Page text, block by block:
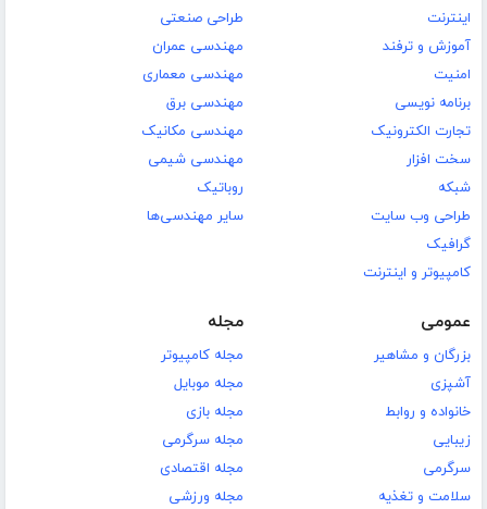
اینترنت
آموزش و ترفند
امنیت
برنامه نویسی
تجارت الکترونیک
سخت افزار
شبکه
طراحی وب سایت
گرافیک
کامپیوتر و اینترنت
طراحی صنعتی
مهندسی عمران
مهندسی معماری
مهندسی برق
مهندسی مکانیک
مهندسی شیمی
روباتیک
سایر مهندسی‌ها
عمومی
بزرگان و مشاهیر
آشپزی
خانواده و روابط
زیبایی
سرگرمی
سلامت و تغذیه
مجله
مجله کامپیوتر
مجله موبایل
مجله بازی
مجله سرگرمی
مجله اقتصادی
مجله ورزشی